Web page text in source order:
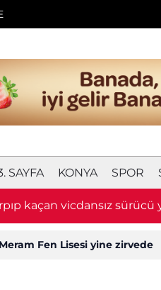
SAYFA KONYA SPOR
18:59Konya'da TOKİ
Fen Lisesi yine zirvede